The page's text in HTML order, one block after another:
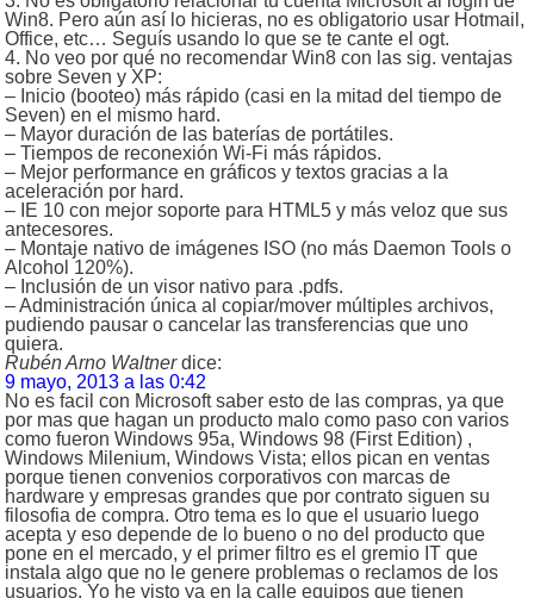
Win8. Pero aún así lo hicieras, no es obligatorio usar Hotmail,
Office, etc… Seguís usando lo que se te cante el ogt.
4. No veo por qué no recomendar Win8 con las sig. ventajas
sobre Seven y XP:
– Inicio (booteo) más rápido (casi en la mitad del tiempo de
Seven) en el mismo hard.
– Mayor duración de las baterías de portátiles.
– Tiempos de reconexión Wi-Fi más rápidos.
– Mejor performance en gráficos y textos gracias a la
aceleración por hard.
– IE 10 con mejor soporte para HTML5 y más veloz que sus
antecesores.
– Montaje nativo de imágenes ISO (no más Daemon Tools o
Alcohol 120%).
– Inclusión de un visor nativo para .pdfs.
– Administración única al copiar/mover múltiples archivos,
pudiendo pausar o cancelar las transferencias que uno
quiera.
Rubén Arno Waltner dice:
9 mayo, 2013 a las 0:42
No es facil con Microsoft saber esto de las compras, ya que
por mas que hagan un producto malo como paso con varios
como fueron Windows 95a, Windows 98 (First Edition) ,
Windows Milenium, Windows Vista; ellos pican en ventas
porque tienen convenios corporativos con marcas de
hardware y empresas grandes que por contrato siguen su
filosofia de compra. Otro tema es lo que el usuario luego
acepta y eso depende de lo bueno o no del producto que
pone en el mercado, y el primer filtro es el gremio IT que
instala algo que no le genere problemas o reclamos de los
usuarios. Yo he visto ya en la calle equipos que tienen